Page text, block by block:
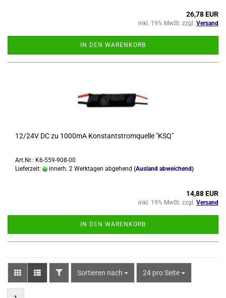
26,78 EUR
inkl. 19% MwSt. zzgl. Versand
IN DEN WARENKORB
12/24V DC zu 1000mA Kon­stant­strom­quel­le "KSQ"
Art.Nr.: K6-559-908-00
Lieferzeit:
innerh. 2 Werktagen abgehend (Ausland abweichend)
14,88 EUR
inkl. 19% MwSt. zzgl. Versand
IN DEN WARENKORB
FILTERSortieren nach
Sortieren nach 24 pro Seite
pro Seite